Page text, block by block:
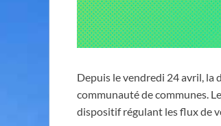
Depuis le vendredi 24 avril, la
communauté de communes.
dispositif régulant les flux de